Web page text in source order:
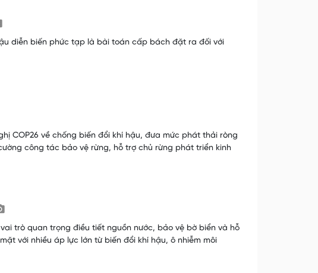
diễn biến phức tạp là bài toán cấp bách đặt ra đối với
COP26 về chống biến đổi khí hậu, đưa mức phát thải ròng
công tác bảo vệ rừng, hỗ trợ chủ rừng phát triển kinh
trò quan trọng điều tiết nguồn nước, bảo vệ bờ biển và hỗ
với nhiều áp lực lớn từ biến đổi khí hậu, ô nhiễm môi